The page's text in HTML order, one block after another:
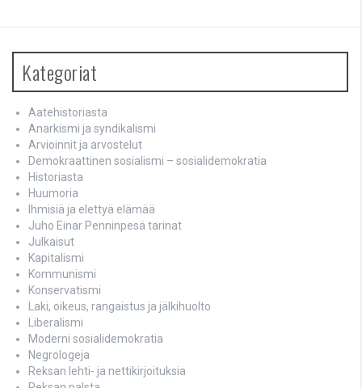
Kategoriat
Aatehistoriasta
Anarkismi ja syndikalismi
Arvioinnit ja arvostelut
Demokraattinen sosialismi – sosialidemokratia
Historiasta
Huumoria
Ihmisiä ja elettyä elämää
Juho Einar Penninpesä tarinat
Julkaisut
Kapitalismi
Kommunismi
Konservatismi
Laki, oikeus, rangaistus ja jälkihuolto
Liberalismi
Moderni sosialidemokratia
Negrologeja
Reksan lehti- ja nettikirjoituksia